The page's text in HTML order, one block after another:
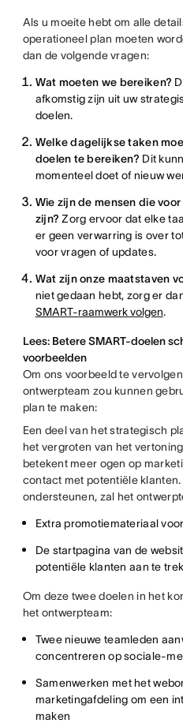
Als u moeite hebt om alle
operationeel plan moeten
dan de volgende vragen:
Wat moeten we bereiken?
afkomstig zijn uit uw
doelen.
Welke dagelijkse taken
doelen te bereiken? Dit
momenteel doet of nieuw
Wie zijn de mensen die
zijn?Zorg ervoor dat elke
er geen verwarring is over
voor vragen of updates.
Wat zijn onze maatstaven
niet gedaan hebt, zorg er
SMART-raamwerk volgen.
Lees: Betere SMART-doelen
voorbeelden
Om ons voorbeeld te
ontwerpteam zou kunnen
plan te maken:
Een deel van het strategisch
het vergroten van het
betekent meer ogen op
contact met potentiële
ondersteunen, zal het
Extra promotiemateriaal
De startpagina van de
potentiële klanten aan te
Om deze twee doelen in het
het ontwerpteam:
Twee nieuwe teamleden
concentreren op sociale-
Samenwerken met het
marketingafdeling om een
maken